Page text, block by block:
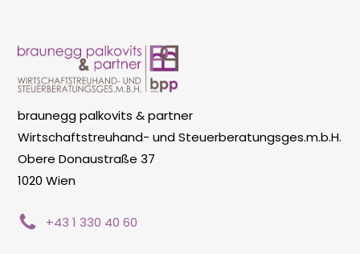
braunegg palkovits & partner
Wirtschaftstreuhand- und Steuerberatungsges.m.b.H.
Obere Donaustraße 37
1020 Wien
+43 1 330 40 60